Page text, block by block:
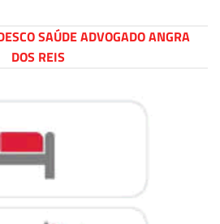
SAÚDE ADVOGADO ANGRA
DOS REIS